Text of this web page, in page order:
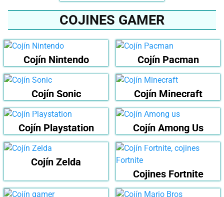
COJINES GAMER
Cojín Nintendo Cojín Pacman
Cojín Sonic Cojín Minecraft
Cojín Playstation Cojín Among Us
Cojín Zelda
Cojines Fortnite